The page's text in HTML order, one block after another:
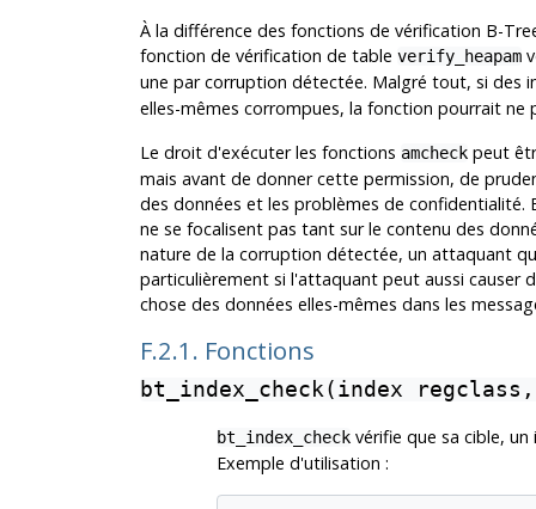
À la différence des fonctions de vérification B-
fonction de vérification de table verify_heapam
une par corruption détectée. Malgré tout, si des
elles-mêmes corrompues, la fonction pourrait ne
Le droit d'exécuter les fonctions amcheckpeut
mais avant de donner cette permission, de
des données et les problèmes de
ne se focalisent pas tant sur le contenu des
nature de la corruption détectée, un attaquant
particulièrement si l'attaquant peut aussi causer
chose des données elles-mêmes dans les
F.2.1. Fonctions
bt_index_check(index
bt_index_checkvérifie que sa cible, un
Exemple d'utilisation :